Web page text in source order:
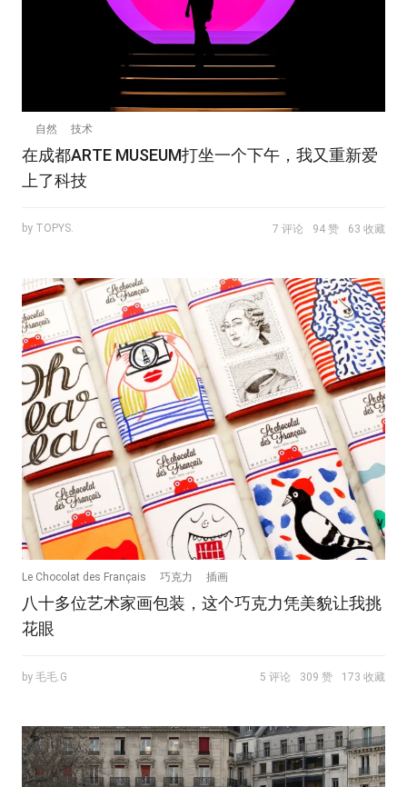
自然 技术
在成都ARTE MUSEUM打坐一个下午，我又重新爱
上了科技
by TOPYS. 7 评论 94 赞 63 收藏
Le Chocolat des Français 巧克力 插画
八十多位艺术家画包装，这个巧克力凭美貌让我挑
花眼
by 毛毛.G 5 评论 309 赞 173 收藏